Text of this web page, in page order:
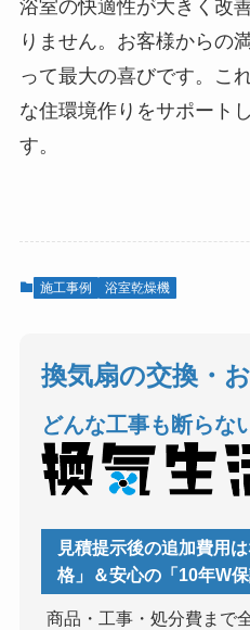
浴室の快適性が大きく改
りません。お客様からの
って最大の喜びです。こ
な住環境作りをサポート
す。
施工事例 浴室乾燥機
換気扇の交換・お
どんな工事も断らな
見積提示後の追加費用
格」＆安心の「10年W保
商品・工事・処分費まで